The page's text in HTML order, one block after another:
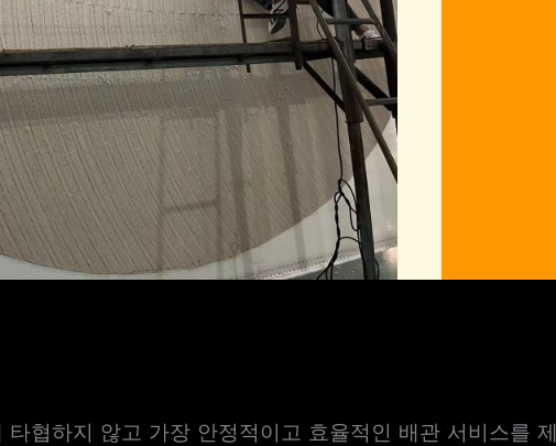
타협하지 않고 가장 안정적이고 효율적인 배관 서비스를 제